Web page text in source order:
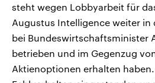
steht wegen Lobbyarbeit für
Augustus Intelligence weiter in
bei Bundeswirtschaftsminister
betrieben und im Gegenzug
Aktienoptionen erhalten